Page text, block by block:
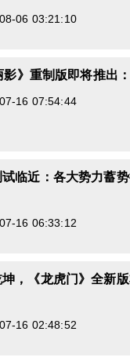
06 03:21:10
影》重制版即将推出
16 07:54:44
试临近：各大势力蓄
16 06:33:12
，《龙虎门》全新
16 02:48:52